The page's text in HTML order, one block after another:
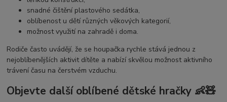
snadné čištění plastového sedátka,
oblíbenost u dětí různých věkových kategorií,
možnost využití na zahradě i doma.
Rodiče často uvádějí, že se houpačka rychle stává jednou z
nejoblíbenějších aktivit dítěte a nabízí skvělou možnost aktivního
trávení času na čerstvém vzduchu.
Objevte další oblíbené dětské hračky 👶🧸